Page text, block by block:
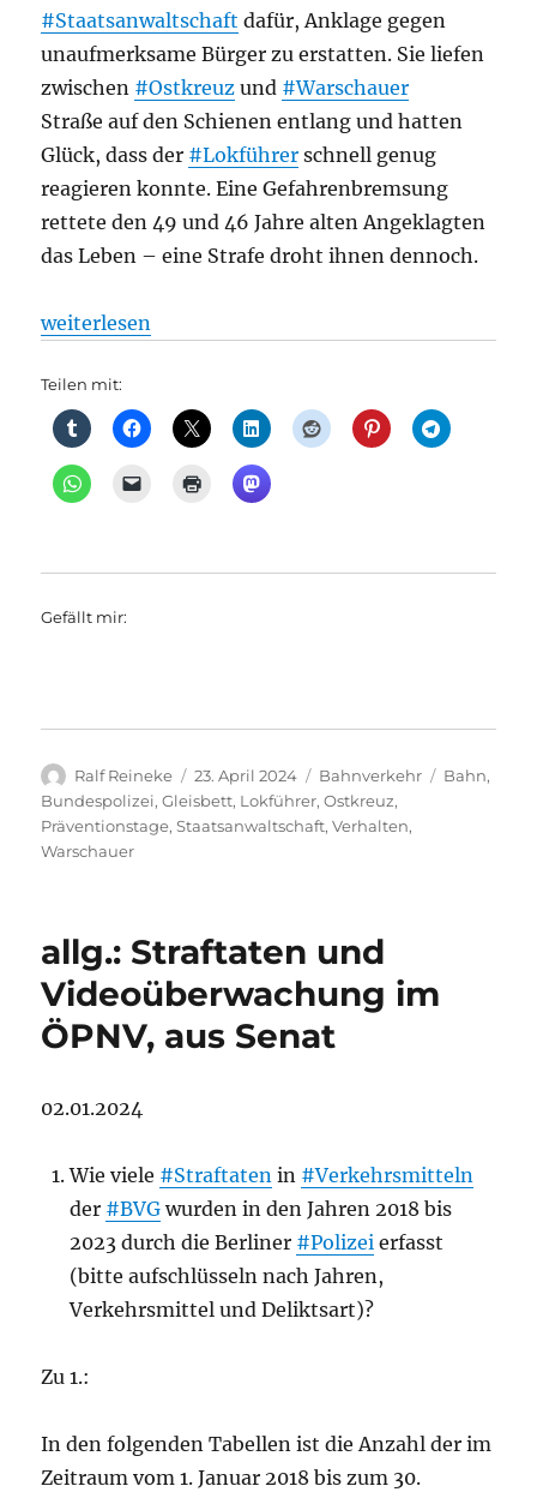
#Staatsanwaltschaft dafür, Anklage gegen
unaufmerksame Bürger zu erstatten. Sie liefen
zwischen #Ostkreuz und #Warschauer
Straße auf den Schienen entlang und hatten
Glück, dass der #Lokführer schnell genug
reagieren konnte. Eine Gefahrenbremsung
rettete den 49 und 46 Jahre alten Angeklagten
das Leben – eine Strafe droht ihnen dennoch.
„Bahnverkehr: Gefahr am Bahnhof: Wie verhält
weiterlesen
Teilen mit:
Gefällt mir:
Autor
Ralf Reineke
Veröffentlicht
am
23. April 2024 Kategorien
Bahnverkehr Bahn,
Bundespolizei,Gleisbett, Lokführer,Ostkreuz,
Präventionstage,Staatsanwaltschaft,Verhalten,
Warschauer
allg.: Straftaten und
Videoüberwachung im
ÖPNV, aus Senat
02.01.2024
Wie viele #Straftaten in #Verkehrsmitteln
der #BVG wurden in den Jahren 2018 bis
2023 durch die Berliner #Polizei erfasst
(bitte aufschlüsseln nach Jahren,
Verkehrsmittel und Deliktsart)?
Zu 1.:
In den folgenden Tabellen ist die Anzahl der im
Zeitraum vom 1. Januar 2018 bis zum 30.